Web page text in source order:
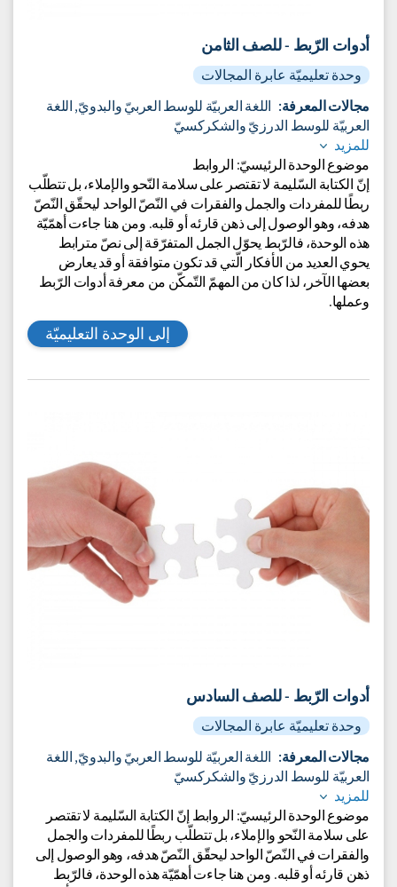
أدوات الرّبط - للصف الثامن
وحدة تعليميّة عابرة المجالات
مجالات المعرفة: اللغة العربيّة للوسط العربيّ والبدويّ,اللغة
العربيّة للوسط الدرزيّ والشكركسيّ
للمزيد
موضوع الوحدة الرئيسيّ: الروابط
إنّ الكتابة السّليمة لا تقتصر على سلامة النّحو والإملاء، بل تتطلّب
ربطًا للمفردات والجمل والفقرات في النّصّ الواحد ليحقّق النّصّ
إلى الوحدة التعليميّة
أدوات الرّبط - للصف السادس
وحدة تعليميّة عابرة المجالات